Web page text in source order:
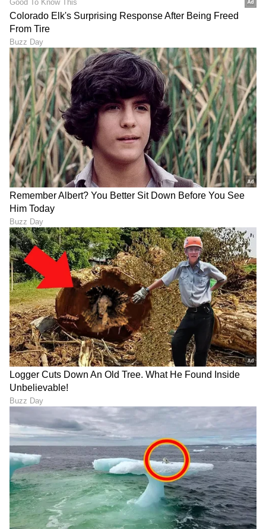
ಸತ್ಯಶೋಧಕ್ಕೆ ಮುಂದಾದ ಡಾಕ್ಟರ್
ಕರ್ಣ ಈಗ ಡಿಟೆಕ್ಟಿವ್; ಅಪಘಾತ
ಜನ್ಮರಹಸ್ಯ ಬಯಲಾಗುತ್ತಾ?
ಆ ಹುಡ್ಗಿ ಮನೆ ಬಿಟ್ಟು ನಮ್​
ಮನೆಗೆ ಬಂದು ಬಿಟ್ಟಳು: ಪ್ಲೀಸ್​ ​
ಹೀಗೆಲ್ಲಾ ಮಾಡ್ಬೇಡಿ; ಕಂಪ್ಲೇಂಟ್​
ಆಗತ್ತೆ- ಭವ್ಯಾ ಗೌಡ ಮನವಿ
LATEST VIDEOS
"ರಾಜಕೀಯ ಬೇಡ, ಸಿನಿಮಾನೇ ಪ್ರಾಣ":
ಕನಕೋತ್ಸವದಲ್ಲಿ ರಿಷಬ್ ಶೆಟ್ಟಿ | Rishab
Shetty speech | Suvarna News
ಶೇ.50 ರಿಂದ ಶೇ.18 ಕ್ಕೆ TAX ಇಳಿಕೆ: ಮೋದಿ-
ಟ್ರಂಪ್ ಐತಿಹಾಸಿಕ ಒಪ್ಪಂದ | India US
Trade Deal | Party Rounds